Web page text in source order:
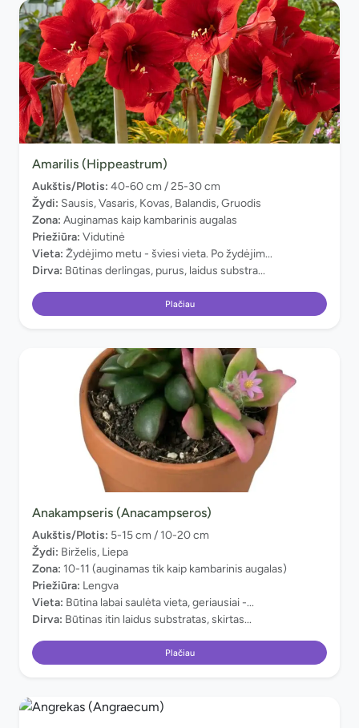
Amarilis (Hippeastrum)
Aukštis/Plotis: 40-60 cm / 25-30 cm
Žydi: Sausis, Vasaris, Kovas, Balandis, Gruodis
Zona: Auginamas kaip kambarinis augalas
Priežiūra: Vidutinė
Vieta: Žydėjimo metu - šviesi vieta. Po žydėjim...
Dirva: Būtinas derlingas, purus, laidus substra...
Plačiau
Anakampseris (Anacampseros)
Aukštis/Plotis: 5-15 cm / 10-20 cm
Žydi: Birželis, Liepa
Zona: 10-11 (auginamas tik kaip kambarinis augalas)
Priežiūra: Lengva
Vieta: Būtina labai saulėta vieta, geriausiai -...
Dirva: Būtinas itin laidus substratas, skirtas...
Plačiau